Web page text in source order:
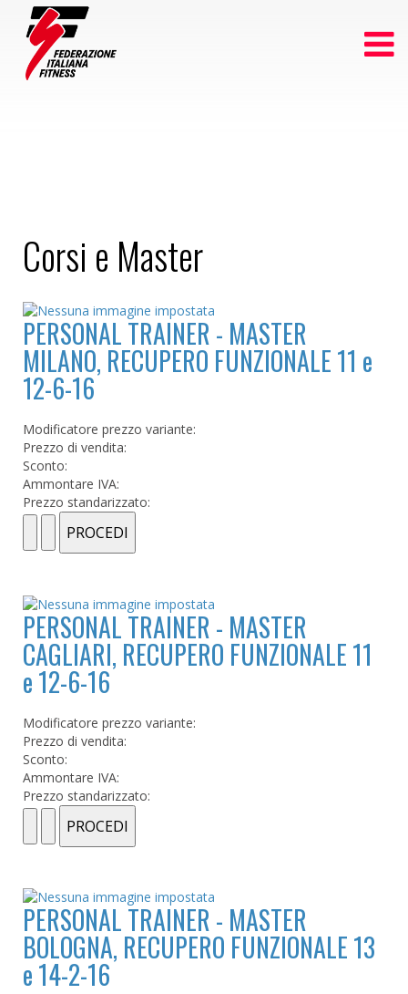
Corsi e Master
PERSONAL TRAINER - MASTER
MILANO, RECUPERO FUNZIONALE 11 e
12-6-16
Modificatore prezzo variante:
Prezzo di vendita:
Sconto:
Ammontare IVA:
Prezzo standarizzato:
PERSONAL TRAINER - MASTER
CAGLIARI, RECUPERO FUNZIONALE 11
e 12-6-16
Modificatore prezzo variante:
Prezzo di vendita:
Sconto:
Ammontare IVA:
Prezzo standarizzato:
PERSONAL TRAINER - MASTER
BOLOGNA, RECUPERO FUNZIONALE 13
e 14-2-16